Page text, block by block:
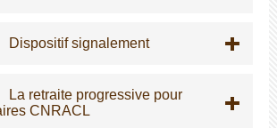
Dispositif signalement
La retraite progressive pour
CNRACL